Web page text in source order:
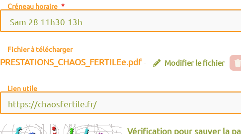
Isabelle CLOUET
Jean Louis Hofbauer
Jeff des écolohumanistes
Jimy Berçon
Julie Delmas Orgelet
Laetitia Meignan
Laure ANCEL
Créneau horaire
Fichier à télécharger
PRESTATIONS_CHAOS_FERTILEe.pdf- Modifier le fichier
Lien utile
Vérification pour sauver la